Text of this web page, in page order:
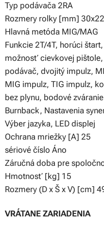
Typ podávača 2RA
Rozmery rolky [mm]
Hlavná metóda MIG/MAG
Funkcie 2T/4T, horúci
možnosť cievkovej
podávač, dvojitý impulz,
MIG impulz, TIG impulz,
bez plynu, bodové
Burnback, Nastavenia
Výber jazyka, LED displej
Ochrana mriežky [A] 25
sériové číslo Áno
Záručná doba pre
Hmotnosť [kg] 15
Rozmery (D x Š x V) [cm]
VRÁTANE ZARIADENIA